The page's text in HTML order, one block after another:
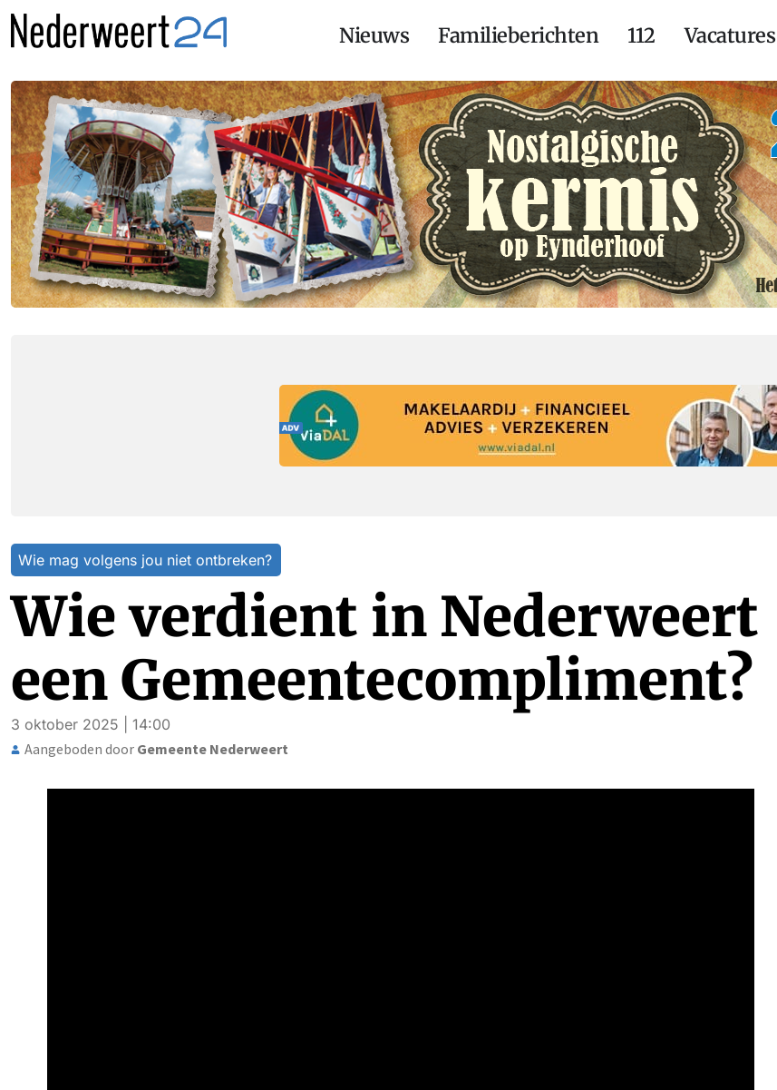
Nieuws Familieberichten 112 Vacatures
Wie mag volgens jou niet ontbreken?
Wie verdient in Nederweert
een Gemeentecompliment?
3 oktober 2025 | 14:00
Aangeboden door Gemeente Nederweert